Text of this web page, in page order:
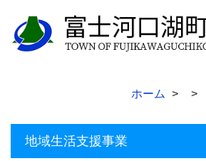
ホーム
地域生活支援事業